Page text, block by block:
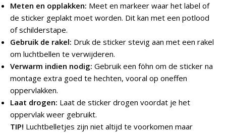
Meten en opplakken: Meet en markeer waar het label of
de sticker geplakt moet worden. Dit kan met een potlood
of schilderstape.
Gebruik de rakel: Druk de sticker stevig aan met een rakel
om luchtbellen te verwijderen.
Verwarm indien nodig: Gebruik een föhn om de sticker na
montage extra goed te hechten, vooral op oneffen
oppervlakken.
Laat drogen: Laat de sticker drogen voordat je het
oppervlak weer gebruikt.
TIP! Luchtbelletjes zijn niet altijd te voorkomen maar